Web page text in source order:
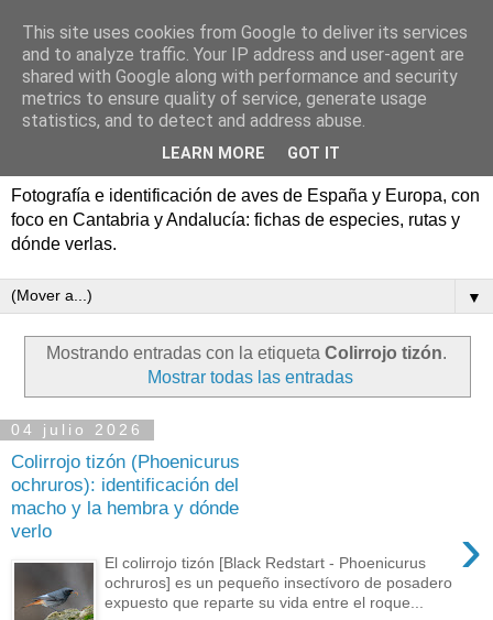
Aves de España y Europa:
fotografía y rutas de
Fotografía e identificación de aves de España y Europa, con
foco en Cantabria y Andalucía: fichas de especies, rutas y
dónde verlas.
▼
Mostrando entradas con la etiqueta Colirrojo tizón.
Mostrar todas las entradas
04 julio 2026
Colirrojo tizón (Phoenicurus
ochruros): identificación del
macho y la hembra y dónde
verlo
›
El colirrojo tizón [Black Redstart - Phoenicurus
ochruros] es un pequeño insectívoro de posadero
expuesto que reparte su vida entre el roque...
This site uses cookies from Google to deliver its services
and to analyze traffic. Your IP address and user-agent are
shared with Google along with performance and security
metrics to ensure quality of service, generate usage
statistics, and to detect and address abuse.
LEARN MORE GOT IT